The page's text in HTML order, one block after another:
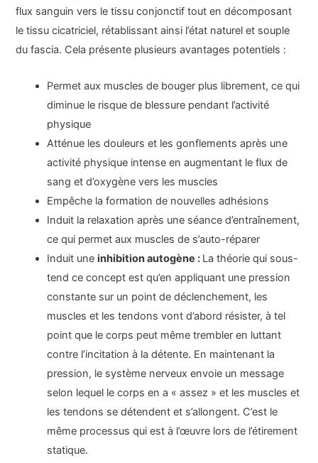
flux sanguin vers le tissu conjonctif tout en décomposant
le tissu cicatriciel, rétablissant ainsi l’état naturel et souple
du fascia. Cela présente plusieurs avantages potentiels :
Permet aux muscles de bouger plus librement, ce qui
diminue le risque de blessure pendant l’activité
physique
Atténue les douleurs et les gonflements après une
activité physique intense en augmentant le flux de
sang et d’oxygène vers les muscles
Empêche la formation de nouvelles adhésions
Induit la relaxation après une séance d’entraînement,
ce qui permet aux muscles de s’auto-réparer
Induit uneinhibition autogène : La théorie qui sous-
tend ce concept est qu’en appliquant une pression
constante sur un point de déclenchement, les
muscles et les tendons vont d’abord résister, à tel
point que le corps peut même trembler en luttant
contre l’incitation à la détente. En maintenant la
pression, le système nerveux envoie un message
selon lequel le corps en a « assez » et les muscles et
les tendons se détendent et s’allongent. C’est le
même processus qui est à l’œuvre lors de l’étirement
statique.